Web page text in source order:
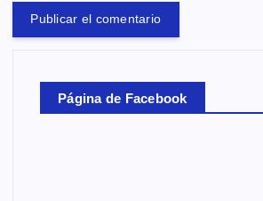
Página de Facebook